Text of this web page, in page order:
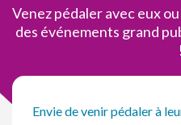
Venez pédaler avec eux
des événements grand
!
Envie de venir pédaler à